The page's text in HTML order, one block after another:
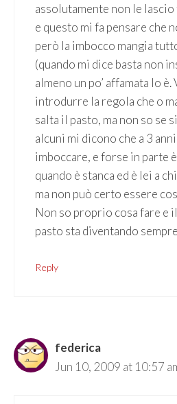
assolutamente non le
e questo mi fa pensare che
però la imbocco mangia
(quando mi dice basta non
almeno un po’ affamata lo
introdurre la regola che o
salta il pasto, ma non so se
alcuni mi dicono che a 3
imboccare, e forse in parte
quando è stanca ed è lei a
ma non può certo essere
Non so proprio cosa fare e
pasto sta diventando
Reply
federica
Jun 10, 2009 at 10:57